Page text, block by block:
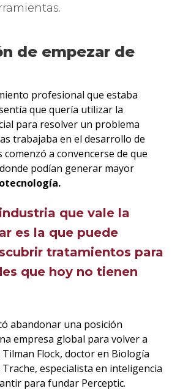
de empezar de
profesional que estaba
que quería utilizar la
para resolver un problema
trabajaba en el desarrollo de
a convencerse de que
podían generar mayor
que vale la
es la que puede
tratamientos para
que hoy no tienen
abandonar una posición
empresa global para volver a
Flock, doctor en Biología
especialista en inteligencia
para fundar Perceptic.